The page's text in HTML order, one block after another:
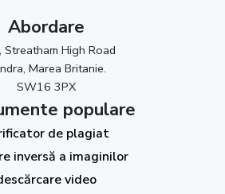
Abordare
Streatham High Road
Marea Britanie.
SW16 3PX
populare
de plagiat
inversă a imaginilor
video